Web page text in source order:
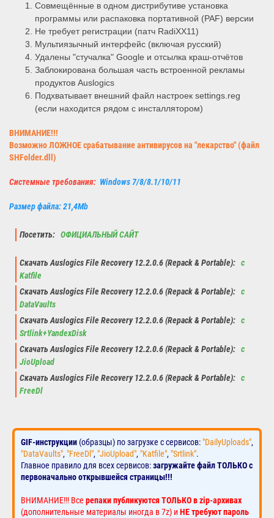
Совмещённые в одном дистрибутиве установка
программы или распаковка портативной (PAF) версии
Не требует регистрации (патч RadiXX11)
Мультиязычный интерфейс (включая русский)
Удалены "стучалка" Google и отсылка краш-отчётов
Заблокирована большая часть встроенной рекламы
продуктов Auslogics
Подхватывает внешний файл настроек settings.reg
(если находится рядом с инсталлятором)
ВНИМАНИЕ!!!
Возможно ЛОЖНОЕ срабатывание антивирусов на "лекарство" (файл
SHFolder.dll)
Системные требования: Windows 7/8/8.1/10/11
Размер файла: 21,4Mb
Посетить: ОФИЦИАЛЬНЫЙ САЙТ
Скачать Auslogics File Recovery 12.2.0.6 (Repack & Portable): с
Katfile
Скачать Auslogics File Recovery 12.2.0.6 (Repack & Portable): с
DataVaults
Скачать Auslogics File Recovery 12.2.0.6 (Repack & Portable): с
Srtlink+YandexDisk
Скачать Auslogics File Recovery 12.2.0.6 (Repack & Portable): с
JioUpload
Скачать Auslogics File Recovery 12.2.0.6 (Repack & Portable): с
FreeDl
GIF-инструкции (образцы) по загрузке с сервисов: "DailyUploads",
"DataVaults", "FreeDl", "JioUpload", "Katfile", "Srtlink".
Главное правило для всех сервисов:загружайте файл ТОЛЬКО с
первоначально открывшейся страницы!!!
ВНИМАНИЕ!!! Все репаки публикуются ТОЛЬКО в zip-архивах
(дополнительные материалы иногда в 7z) иНЕ требуют пароль